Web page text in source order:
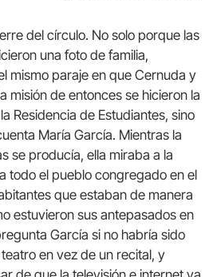
del círculo. No solo porque las
una foto de familia,
mismo paraje en que Cernuda y
misión de entonces se hicieron la
Residencia de Estudiantes, sino
María García. Mientras la
se producía, ella miraba a la
todo el pueblo congregado en el
que estaban de manera
estuvieron sus antepasados en
García si no habría sido
en vez de un recital, y